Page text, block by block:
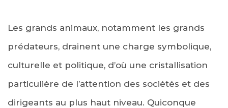
Les grands animaux, notamment les grands
prédateurs, drainent une charge symbolique,
culturelle et politique, d’où une cristallisation
particulière de l’attention des sociétés et des
dirigeants au plus haut niveau. Quiconque